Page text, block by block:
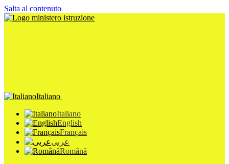
Salta al contenuto
Italiano
Italiano
English
Français
عربى
Română